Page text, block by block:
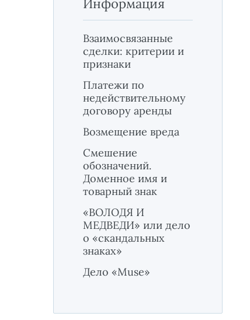
Информация
Взаимосвязанные
сделки: критерии и
признаки
Платежи по
недействительному
договору аренды
Возмещение вреда
Смешение
обозначений.
Доменное имя и
товарный знак
«ВОЛОДЯ И
МЕДВЕДИ» или дело
о «скандальных
знаках»
Дело «Muse»